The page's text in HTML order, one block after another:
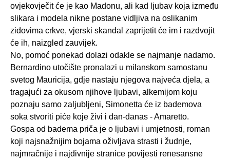
ovjekovječit će je kao Madonu, ali kad ljubav koja između
slikara i modela nikne postane vidljiva na oslikanim
zidovima crkve, vjerski skandal zaprijetit će im i razdvojit
će ih, naizgled zauvijek.
No, pomoć ponekad dolazi odakle se najmanje nadamo.
Bernardino utočište pronalazi u milanskom samostanu
svetog Mauricija, gdje nastaju njegova najveća djela, a
tragajući za okusom njihove ljubavi, alkemijom koju
poznaju samo zaljubljeni, Simonetta će iz bademova
soka stvoriti piće koje živi i dan-danas - Amaretto.
Gospa od badema priča je o ljubavi i umjetnosti, roman
koji najsnažnijim bojama oživljava strasti i žudnje,
najmračnije i najdivnije stranice povijesti renesansne